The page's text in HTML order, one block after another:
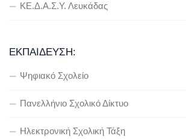
ΚΕ.Δ.Α.Σ.Υ. Λευκάδας
ΕΚΠΑΊΔΕΥΣΗ:
Ψηφιακό Σχολείο
Πανελλήνιο Σχολικό Δίκτυο
Ηλεκτρονική Σχολική Τάξη